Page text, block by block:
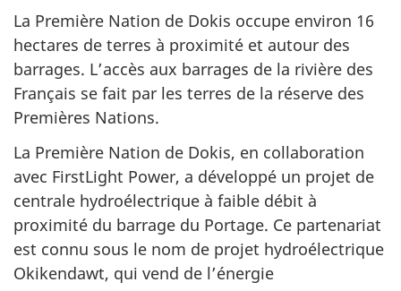
La Première Nation de Dokis occupe environ 16
hectares de terres à proximité et autour des
barrages. L’accès aux barrages de la rivière des
Français se fait par les terres de la réserve des
Premières Nations.
La Première Nation de Dokis, en collaboration
avec FirstLight Power, a développé un projet de
centrale hydroélectrique à faible débit à
proximité du barrage du Portage. Ce partenariat
est connu sous le nom de projet hydroélectrique
Okikendawt, qui vend de l’énergie